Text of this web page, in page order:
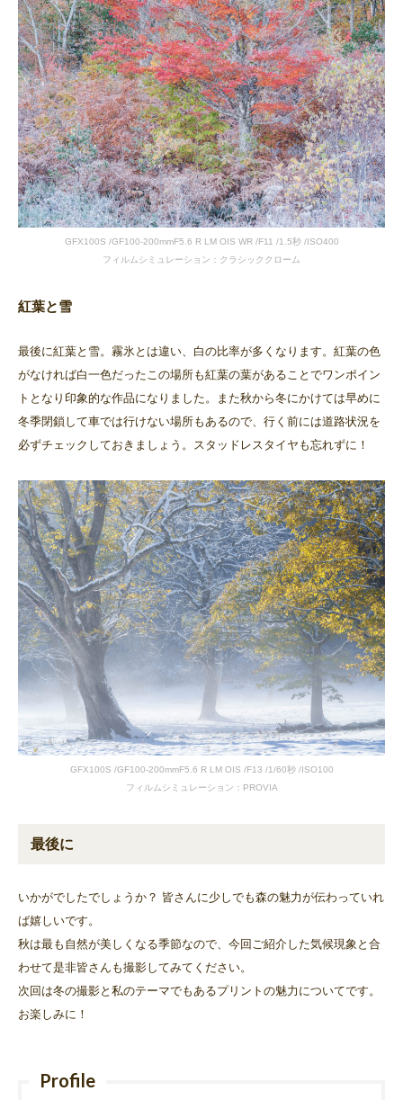
GFX100S /GF100-200mmF5.6 R LM OIS WR /F11 /1.5秒 /ISO400
フィルムシミュレーション：クラシッククローム
紅葉と雪
最後に紅葉と雪。霧氷とは違い、白の比率が多くなります。紅葉の色
がなければ白一色だったこの場所も紅葉の葉があることでワンポイン
トとなり印象的な作品になりました。また秋から冬にかけては早めに
冬季閉鎖して車では行けない場所もあるので、行く前には道路状況を
必ずチェックしておきましょう。スタッドレスタイヤも忘れずに！
GFX100S /GF100-200mmF5.6 R LM OIS /F13 /1/60秒 /ISO100
フィルムシミュレーション：PROVIA
最後に
いかがでしたでしょうか？ 皆さんに少しでも森の魅力が伝わっていれ
ば嬉しいです。
秋は最も自然が美しくなる季節なので、今回ご紹介した気候現象と合
わせて是非皆さんも撮影してみてください。
次回は冬の撮影と私のテーマでもあるプリントの魅力についてです。
お楽しみに！
Profile